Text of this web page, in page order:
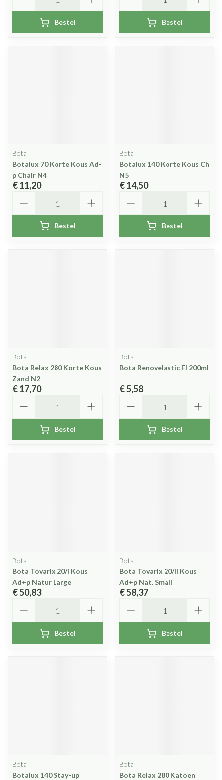
Bestel Bestel
Bota
Botalux 70 Korte Kous Ad-
p Chair N4
€ 11,20
Bestel
Bota
Botalux 140 Korte Kous Ch
N5
€ 14,50
Bestel
Bota
Bota Relax 280 Korte Kous
Zand N2
€ 17,70
Bestel
Bota
Bota Renovelastic Fl 200ml
€ 5,58
Bestel
Bota
Bota Tovarix 20/i Kous
Ad+p Natur Large
€ 50,83
Bestel
Bota
Bota Tovarix 20/ii Kous
Ad+p Nat. Small
€ 58,37
Bestel
Bota
Botalux 140 Stay-up
Bota
Bota Relax 280 Katoen